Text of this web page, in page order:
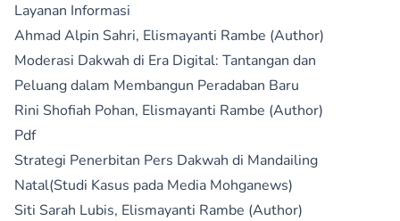
Layanan Informasi
Ahmad Alpin Sahri, Elismayanti Rambe (Author)
Moderasi Dakwah di Era Digital: Tantangan dan
Peluang dalam Membangun Peradaban Baru
Rini Shofiah Pohan, Elismayanti Rambe (Author)
Pdf
Strategi Penerbitan Pers Dakwah di Mandailing
Natal(Studi Kasus pada Media Mohganews)
Siti Sarah Lubis, Elismayanti Rambe (Author)